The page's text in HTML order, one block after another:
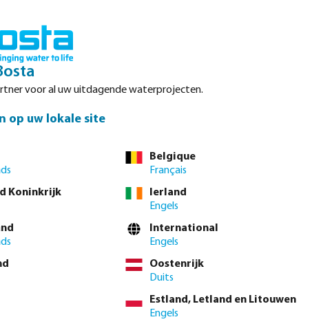
voor al uw uitdagende waterprojecten.
op uw lokale site
Belgique
Français
Koninkrijk
Ierland
Engels
International
Engels
Oostenrijk
Duits
Estland, Letland en Litouwen
Engels